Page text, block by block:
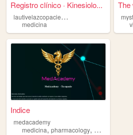
Registro clínico · Kinesiolo...
l
autivelazcopacientes01
medicina
The
Indice
medacademy
medicina, pharmacology, medicalenglish